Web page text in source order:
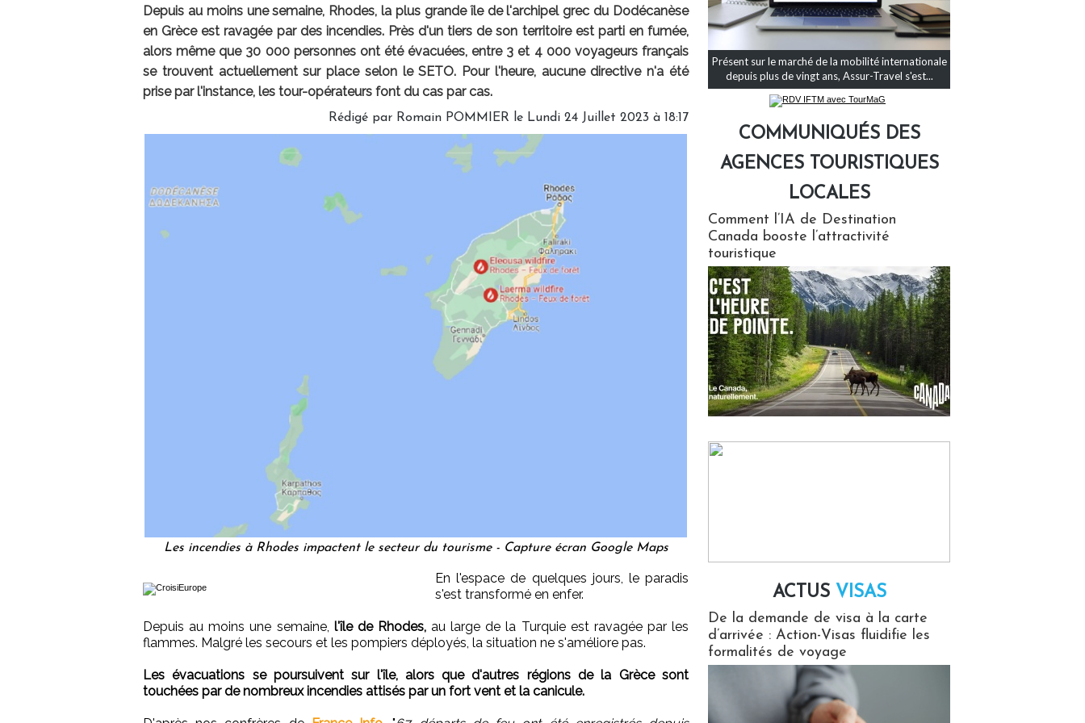
Depuis au moins une semaine, Rhodes, la plus grande île de l'archipel grec du Dodécanèse
en Grèce est ravagée par des incendies. Près d'un tiers de son territoire est parti en fumée,
alors même que 30 000 personnes ont été évacuées, entre 3 et 4 000 voyageurs français
se trouvent actuellement sur place selon le SETO. Pour l'heure, aucune directive n'a été
prise par l'instance, les tour-opérateurs font du cas par cas.
Rédigé par Romain POMMIER le Lundi 24 Juillet 2023 à 18:17
Les incendies à Rhodes impactent le secteur du tourisme - Capture écran Google Maps
En l'espace de quelques jours, le paradis
s'est transformé en enfer.
Depuis au moins une semaine, l'île de Rhodes,au large de la Turquie est ravagée par les
flammes. Malgré les secours et les pompiers déployés, la situation ne s'améliore pas.
Les évacuations se poursuivent sur l'île, alors que d'autres régions de la Grèce sont
touchées par de nombreux incendies attisés par un fort vent et la canicule.
Présent sur le marché de la mobilité internationale
depuis plus de vingt ans, Assur-Travel s'est...
COMMUNIQUÉS DES
AGENCES TOURISTIQUES
LOCALES
Comment l’IA de Destination
Canada booste l’attractivité
touristique
ACTUS VISAS
De la demande de visa à la carte
d’arrivée : Action-Visas fluidifie les
formalités de voyage